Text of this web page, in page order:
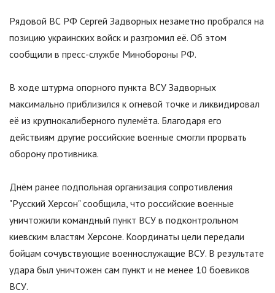
Рядовой ВС РФ Сергей Задворных незаметно пробрался на
позицию украинских войск и разгромил её. Об этом
сообщили в пресс-службе Минобороны РФ.
В ходе штурма опорного пункта ВСУ Задворных
максимально приблизился к огневой точке и ликвидировал
её из крупнокалиберного пулемёта. Благодаря его
действиям другие российские военные смогли прорвать
оборону противника.
Днём ранее подпольная организация сопротивления
"Русский Херсон"сообщила, что российские военные
уничтожили командный пункт ВСУ в подконтрольном
киевским властям Херсоне. Координаты цели передали
бойцам сочувствующие военнослужащие ВСУ. В результате
удара был уничтожен сам пункт и не менее 10 боевиков
ВСУ.